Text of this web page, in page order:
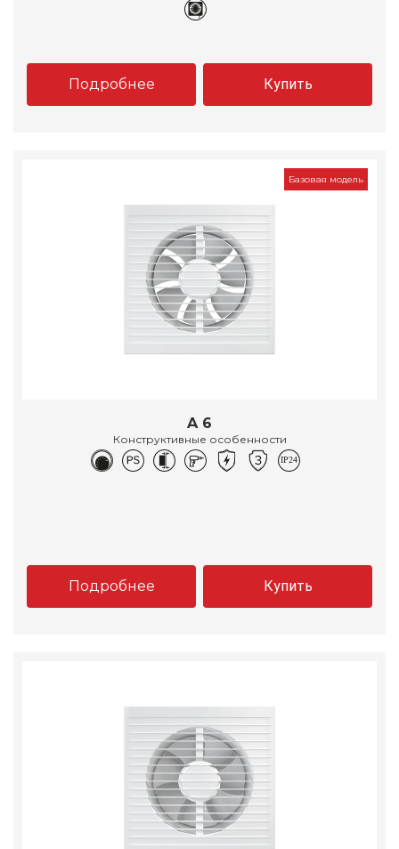
Подробнее Купить
Базовая модель
A 6
Конструктивные особенности
Подробнее Купить